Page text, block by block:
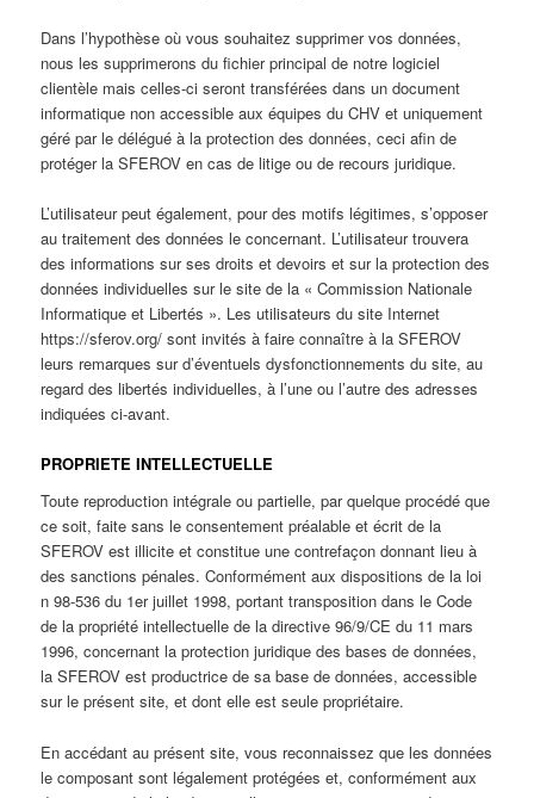
Dans l’hypothèse où vous souhaitez supprimer vos données,
nous les supprimerons du fichier principal de notre logiciel
clientèle mais celles-ci seront transférées dans un document
informatique non accessible aux équipes du CHV et uniquement
géré par le délégué à la protection des données, ceci afin de
protéger la SFEROV en cas de litige ou de recours juridique.
L’utilisateur peut également, pour des motifs légitimes, s’opposer
au traitement des données le concernant. L’utilisateur trouvera
des informations sur ses droits et devoirs et sur la protection des
données individuelles sur le site de la « Commission Nationale
Informatique et Libertés ». Les utilisateurs du site Internet
https://sferov.org/ sont invités à faire connaître à la SFEROV
leurs remarques sur d’éventuels dysfonctionnements du site, au
regard des libertés individuelles, à l’une ou l’autre des adresses
indiquées ci-avant.
PROPRIETE INTELLECTUELLE
Toute reproduction intégrale ou partielle, par quelque procédé que
ce soit, faite sans le consentement préalable et écrit de la
SFEROV est illicite et constitue une contrefaçon donnant lieu à
des sanctions pénales. Conformément aux dispositions de la loi
n 98-536 du 1er juillet 1998, portant transposition dans le Code
de la propriété intellectuelle de la directive 96/9/CE du 11 mars
1996, concernant la protection juridique des bases de données,
la SFEROV est productrice de sa base de données, accessible
sur le présent site, et dont elle est seule propriétaire.
En accédant au présent site, vous reconnaissez que les données
le composant sont légalement protégées et, conformément aux